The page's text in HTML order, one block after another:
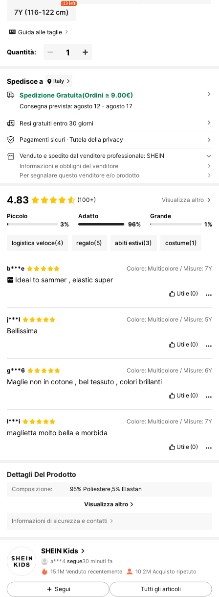
7Y(116-122 cm)
13 left
Guida alle taglie
Quantità:
Spedisce a Italy
Spedizione Gratuita(Ordini ≥ 9.00€)
Consegna prevista: agosto 12 - agosto 17
Resi gratuiti entro 30 giorni
Pagamenti sicuri · Tutela della privacy
Venduto e spedito dal venditore professionale: SHEIN
Informazioni e obblighi del venditore
Per segnalare questo venditore e/o prodotto
4.83 (100+) Visualizza altro
Piccolo
3%
Adatto
96%
Grande
1%
logistica veloce(4) regalo(5) abiti estivi(3) costume(1)
b***e Colore: Multicolore / Misure: 7Y
Ideal to sammer , elastic super
Utile (0)
j***l Colore: Multicolore / Misure: 5Y
Bellissima
Utile (0)
g***6 Colore: Multicolore / Misure: 6Y
Maglie non incotone , beltessuto ,colori brillanti
Utile (0)
l***i Colore: Multicolore / Misure: 7Y
maglietta molto bellae morbida
Utile (0)
Dettagli Del Prodotto
Composizione: 95% Poliestere,5% Elastan
Visualizza altro
Informazioni di sicurezza e contatti
SHEIN Kids
a***4segue30 minuti fa
s***msta navigando
15.1M Venduto recentemente 10.2M Acquisto ripetuto
Segui Tutti gli articoli